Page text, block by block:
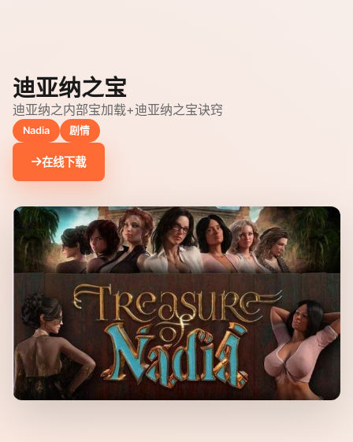
迪亚纳之宝
迪亚纳之内部宝加载+迪亚纳之宝诀窍
Nadia 剧情
在线下载